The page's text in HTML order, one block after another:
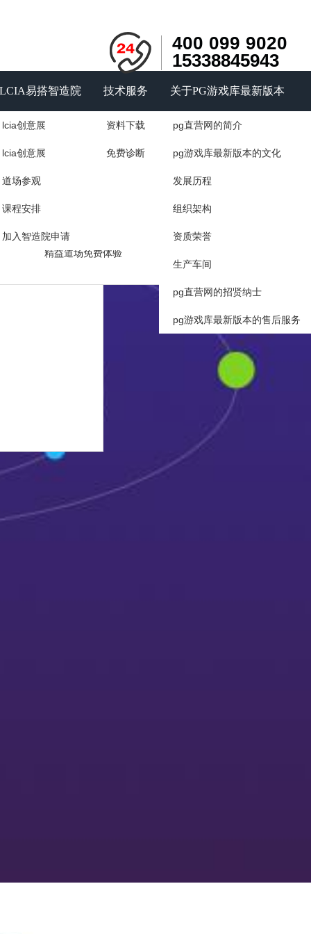
400 099 9020
15338845943
精益道场免费体验
LCIA易搭智造院
lcia创意展
lcia创意展
道场参观
课程安排
加入智造院申请
技术服务
资料下载
免费诊断
关于PG游戏库最新版本
pg直营网的简介
pg游戏库最新版本的文化
发展历程
组织架构
资质荣誉
生产车间
pg直营网的招贤纳士
pg游戏库最新版本的售后服务